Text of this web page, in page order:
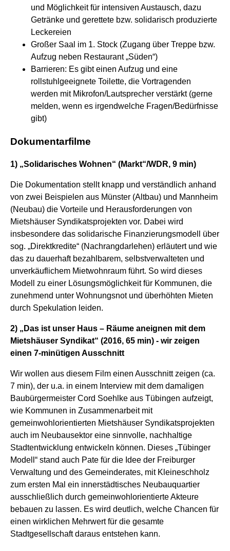
und Möglichkeit für intensiven Austausch, dazu
Getränke und gerettete bzw. solidarisch produzierte
Leckereien
Großer Saal im 1. Stock (Zugang über Treppe bzw.
Aufzug neben Restaurant „Süden“)
Barrieren: Es gibt einen Aufzug und eine
rollstuhlgeeignete Toilette, die Vortragenden
werden mit Mikrofon/Lautsprecher verstärkt (gerne
melden, wenn es irgendwelche Fragen/Bedürfnisse
gibt)
Dokumentarfilme
1) „Solidarisches Wohnen“ (Markt“/WDR, 9 min)
Die Dokumentation stellt knapp und verständlich anhand
von zwei Beispielen aus Münster (Altbau) und Mannheim
(Neubau) die Vorteile und Herausforderungen von
Mietshäuser Syndikatsprojekten vor. Dabei wird
insbesondere das solidarische Finanzierungsmodell über
sog. „Direktkredite“ (Nachrangdarlehen) erläutert und wie
das zu dauerhaft bezahlbarem, selbstverwalteten und
unverkäuflichem Mietwohnraum führt. So wird dieses
Modell zu einer Lösungsmöglichkeit für Kommunen, die
zunehmend unter Wohnungsnot und überhöhten Mieten
durch Spekulation leiden.
2) „Das ist unser Haus – Räume aneignen mit dem
Mietshäuser Syndikat“ (2016, 65 min) - wir zeigen
einen 7-minütigen Ausschnitt
Wir wollen aus diesem Film einen Ausschnitt zeigen (ca.
7 min), der u.a. in einem Interview mit dem damaligen
Baubürgermeister Cord Soehlke aus Tübingen aufzeigt,
wie Kommunen in Zusammenarbeit mit
gemeinwohlorientierten Mietshäuser Syndikatsprojekten
auch im Neubausektor eine sinnvolle, nachhaltige
Stadtentwicklung entwickeln können. Dieses „Tübinger
Modell“ stand auch Pate für die Idee der Freiburger
Verwaltung und des Gemeinderates, mit Kleineschholz
zum ersten Mal ein innerstädtisches Neubauquartier
ausschließlich durch gemeinwohlorientierte Akteure
bebauen zu lassen. Es wird deutlich, welche Chancen für
einen wirklichen Mehrwert für die gesamte
Stadtgesellschaft daraus entstehen kann.